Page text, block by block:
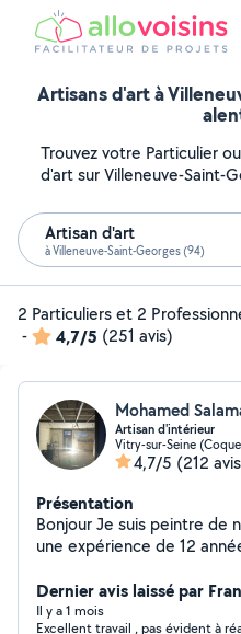
Artisans d'art à
Trouvez votre Particulier
d'art sur Villeneuve-Saint-
Artisan d'art
à Villeneuve-Saint-Georges (94)
2 Particuliers et 2
-
4,7/5 (251 avis)
Mohamed
Artisan d'intérieur
Vitry-sur-Seine
4,7/5 (212
Présentation
Bonjour Je suis peintre de
une expérience de 12 années
début de chantier
chantier. Si vous êtes intéressés, n'hesitez pas pour tout
Dernier avis laissé par
Il y a 1 mois
Excellent travail , pas évident à